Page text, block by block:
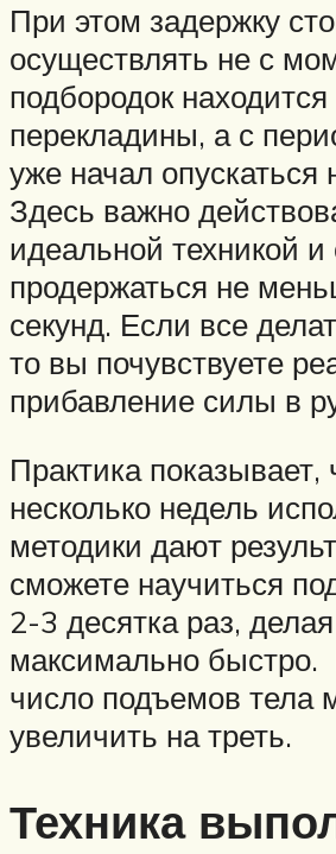
При этом задержку
осуществлять не с
подбородок
перекладины, а с
уже начал опускаться
Здесь важно
идеальной техникой и
продержаться не
секунд. Если все
то вы почувствуете
прибавление силы в
Практика показывает,
несколько недель
методики дают
сможете научиться
2-3 десятка раз,
максимально быстро.
число подъемов тела
увеличить на треть.
Техника